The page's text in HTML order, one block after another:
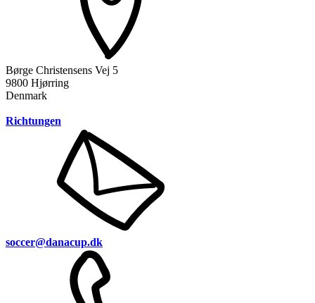
Børge Christensens Vej 5
9800 Hjørring
Denmark
Richtungen
soccer@danacup.dk